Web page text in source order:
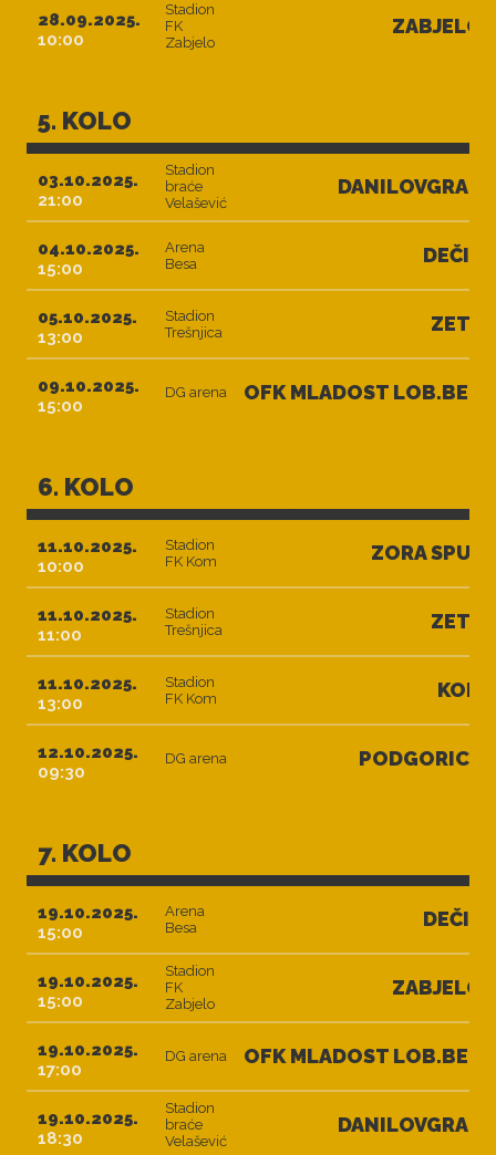
28.09.2025.
10:00
Stadion
FK
Zabjelo
ZABJELO
5. KOLO
03.10.2025.
21:00
Stadion
braće
Velašević
DANILOVGRAD
04.10.2025.
15:00
Arena
Besa
DEČIĆ
05.10.2025.
13:00
Stadion
Trešnjica
ZETA
09.10.2025.
15:00
DG arena OFK MLADOST LOB.BET
6. KOLO
11.10.2025.
10:00
Stadion
FK Kom
ZORA SPUŽ
11.10.2025.
11:00
Stadion
Trešnjica
ZETA
11.10.2025.
13:00
Stadion
FK Kom
KOM
12.10.2025.
09:30
DG arena PODGORICA
7. KOLO
19.10.2025.
15:00
Arena
Besa
DEČIĆ
19.10.2025.
15:00
Stadion
FK
Zabjelo
ZABJELO
19.10.2025.
17:00
DG arena OFK MLADOST LOB.BET
19.10.2025.
18:30
Stadion
braće
Velašević
DANILOVGRAD